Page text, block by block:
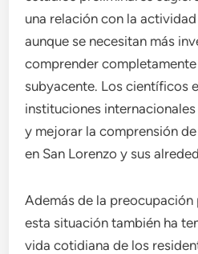
una relación con la
aunque se necesitan más
comprender
subyacente. Los científicos
instituciones
y mejorar la comprensión
en San Lorenzo y sus
Además de la
esta situación también ha
vida cotidiana de los